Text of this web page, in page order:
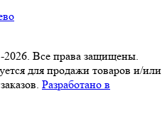
Все права защищены.
для продажи товаров и/или
Разработано в